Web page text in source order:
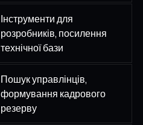
Інструменти для
розробників, посилення
технічної бази
Пошук управлінців,
формування кадрового
резерву